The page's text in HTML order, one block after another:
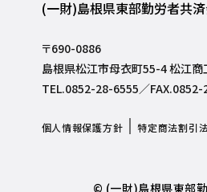
(一財)島根県東部勤労者共
〒690-0886
島根県松江市母衣町55-4 松江商
TEL.0852-28-6555／
個人情報保護方針 特定商法割引
© (一財)島根県東部